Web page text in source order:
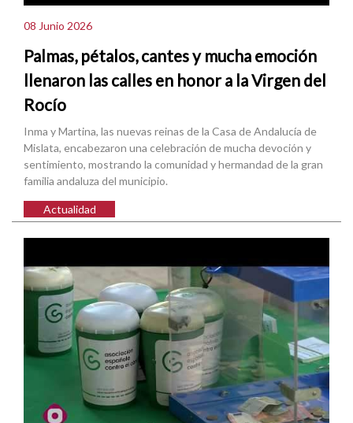
08 Junio 2026
Palmas, pétalos, cantes y mucha emoción
llenaron las calles en honor a la Virgen del
Rocío
Inma y Martina, las nuevas reinas de la Casa de Andalucía de
Mislata, encabezaron una celebración de mucha devoción y
sentimiento, mostrando la comunidad y hermandad de la gran
familia andaluza del municipio.
Actualidad